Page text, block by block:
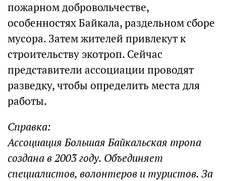
пожарном добровольчестве,
особенностях Байкала, раздельном сборе
мусора. Затем жителей привлекут к
строительству экотроп. Сейчас
представители ассоциации проводят
разведку, чтобы определить места для
работы.
Справка:
Ассоциация Большая Байкальская тропа
создана в 2003 году. Объединяет
специалистов, волонтеров и туристов. За